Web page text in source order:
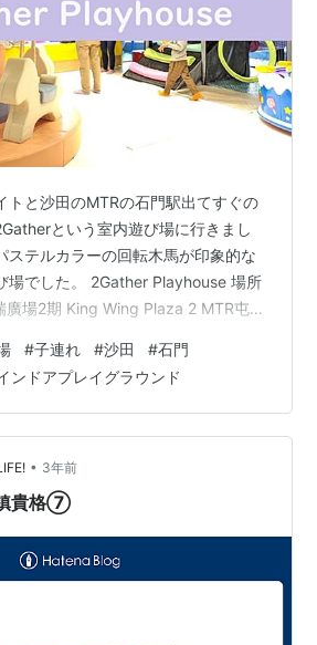
トと沙田のMTRの石門駅出てすぐの
という室内遊び場に行きまし
ステルカラーの回転木馬が印象的な
場でした。 2Gather Playhouse 場所
廣場2期 King Wing Plaza 2 MTR屯馬
駅C出口を出てすぐのところにあ
Wing Plaza 2のL1階にあります。
2Gather Playhouse（トゥギャダ
…
#子連れ #沙田 #石門
ンドアプレイグラウンド
• 3年前
貴格⑦